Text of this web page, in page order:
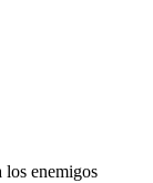
los enemigos